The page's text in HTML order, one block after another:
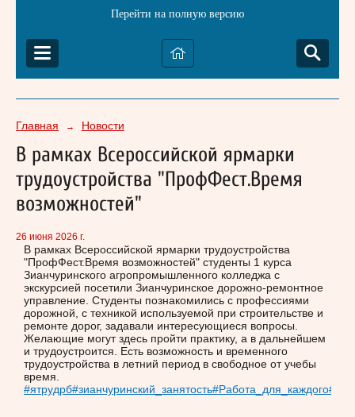
Перейти на полную версию
Главная → Новости
В рамках Всероссийской ярмарки
трудоустройства "ПрофФест.Время
возможностей"
26 июня 2026 г.
В рамках Всероссийской ярмарки трудоустройства
"ПрофФест.Время возможностей" студенты 1 курса
Зианчуринского агропромышленного колледжа с
экскурсией посетили Зианчуринское дорожно-ремонтное
управление. Студенты познакомились с профессиями
дорожной, с техникой используемой при строительстве и
ремонте дорог, задавали интересующиеся вопросы.
Желающие могут здесь пройти практику, а в дальнейшем
и трудоустроится. Есть возможность и временного
трудоустройства в летний период в свободное от учебы
время.
#ятрудрб#зианчуринский_занятость#Работа_для_каждого